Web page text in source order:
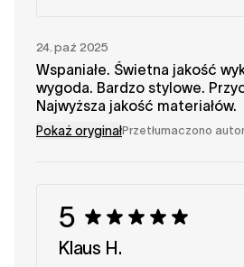
24. paź 2025
Wspaniałe. Świetna jakość
wygoda. Bardzo stylowe.
Najwyższa jakość materiałów.
Pokaż oryginałPrzetłumaczono
5
Klaus H.